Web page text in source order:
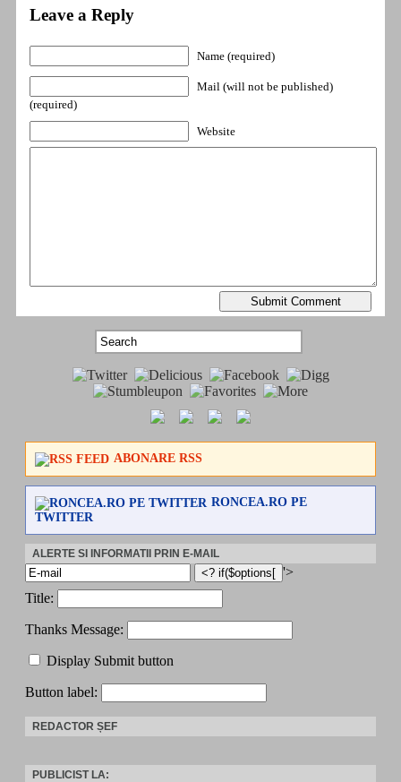
Leave a Reply
Name (required)
Mail (will not be published)
(required)
Website
ABONARE RSS
RONCEA.RO PE
TWITTER
ALERTE SI INFORMATII PRIN E-MAIL
'>
Title:
Thanks Message:
Display Submit button
Button label:
REDACTOR ȘEF
PUBLICIST LA: